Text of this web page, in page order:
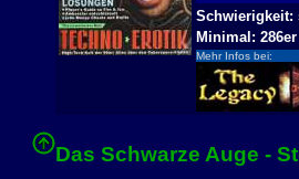
Schwierigkeit:
Minimal:
Mehr Infos bei:
Das Schwarze Auge -